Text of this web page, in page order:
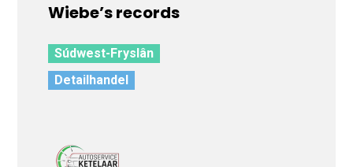
Wiebe’s records
Súdwest-Fryslân
Detailhandel